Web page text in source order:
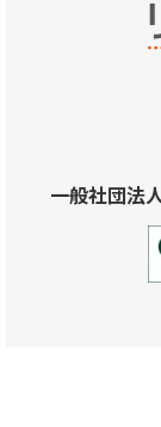
一般社団法